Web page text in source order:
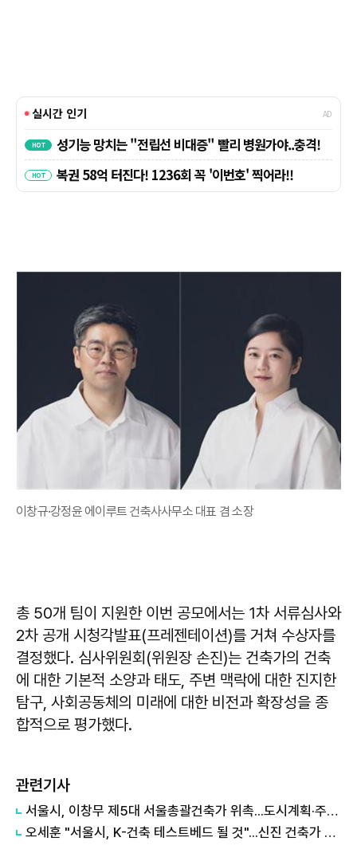
이창규·강정윤 에이루트 건축사사무소 대표 겸 소장
총 50개 팀이 지원한 이번 공모에서는 1차 서류심사와
2차 공개 시청각발표(프레젠테이션)를 거쳐 수상자를
결정했다. 심사위원회(위원장 손진)는 건축가의 건축
에 대한 기본적 소양과 태도, 주변 맥락에 대한 진지한
탐구, 사회공동체의 미래에 대한 비전과 확장성을 종
합적으로 평가했다.
관련기사
서울시, 이창무 제5대 서울총괄건축가 위촉...도시계획·주택 전문가
오세훈 "서울시, K-건축 테스트베드 될 것"...신진 건축가 지원계획 발표